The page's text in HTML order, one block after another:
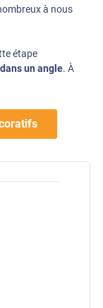
à nous
étape
un angle. À